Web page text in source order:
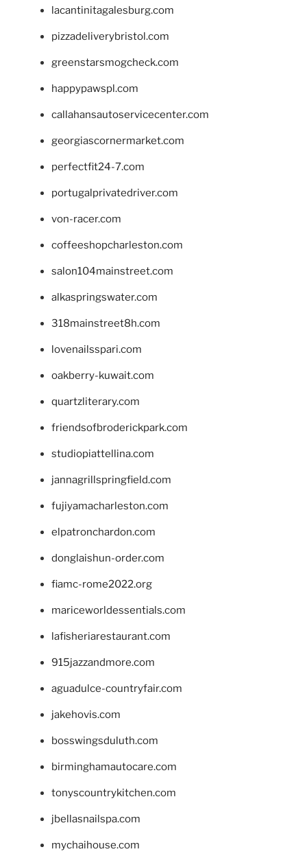
lacantinitagalesburg.com
pizzadeliverybristol.com
greenstarsmogcheck.com
happypawspl.com
callahansautoservicecenter.com
georgiascornermarket.com
perfectfit24-7.com
portugalprivatedriver.com
von-racer.com
coffeeshopcharleston.com
salon104mainstreet.com
alkaspringswater.com
318mainstreet8h.com
lovenailsspari.com
oakberry-kuwait.com
quartzliterary.com
friendsofbroderickpark.com
studiopiattellina.com
jannagrillspringfield.com
fujiyamacharleston.com
elpatronchardon.com
donglaishun-order.com
fiamc-rome2022.org
mariceworldessentials.com
lafisheriarestaurant.com
915jazzandmore.com
aguadulce-countryfair.com
jakehovis.com
bosswingsduluth.com
birminghamautocare.com
tonyscountrykitchen.com
jbellasnailspa.com
mychaihouse.com